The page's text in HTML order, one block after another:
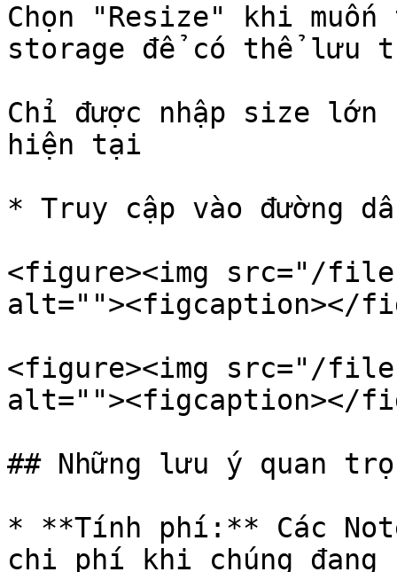
Chọn "Resize" khi
storage để có thể lưu
Chỉ được nhập size lớn
hiện tại
* Truy cập vào đường
<figure><img src="/files/
alt=""><figcaption></
<figure><img src="/
alt=""><figcaption></
## Những lưu ý quan
* **Tính phí:** Các
chi phí khi chúng đang